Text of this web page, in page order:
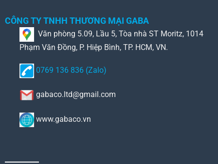
CÔNG TY TNHH THƯƠNG MẠI GABA
Văn phòng 5.09, Lầu 5, Tòa nhà ST Moritz, 1014
Phạm Văn Đồng, P. Hiệp Bình, TP. HCM, VN.
0769 136 836 (Zalo)
gabaco.ltd@gmail.com
www.gabaco.vn